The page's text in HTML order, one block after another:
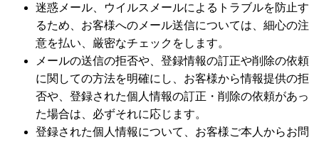
迷惑メール、ウイルスメールによるトラブルを防止す
るため、お客様へのメール送信については、細心の注
意を払い、厳密なチェックをします。
メールの送信の拒否や、登録情報の訂正や削除の依頼
に関しての方法を明確にし、お客様から情報提供の拒
否や、登録された個人情報の訂正・削除の依頼があっ
た場合は、必ずそれに応じます。
登録された個人情報について、お客様ご本人からお問